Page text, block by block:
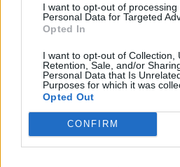
I want to opt-out of processing
Personal Data for Targeted
Opted In
I want to opt-out of Collection,
Retention, Sale, and/or
Personal Data that Is
Purposes for which it was
Opted Out
CONFIRM
Politiets teori:
fritidsbåten